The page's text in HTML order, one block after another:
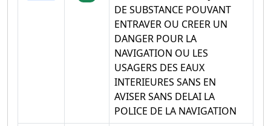
DE SUBSTANCE POUVANT
ENTRAVER OU CREER UN
DANGER POUR LA
NAVIGATION OU LES
USAGERS DES EAUX
INTERIEURES SANS EN
AVISER SANS DELAI LA
POLICE DE LA NAVIGATION